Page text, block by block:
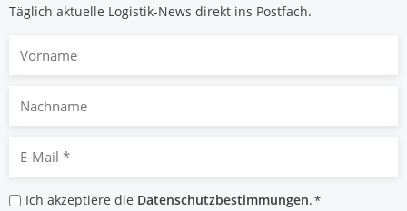
Täglich aktuelle Logistik-News direkt ins Postfach.
Nachname
Mail
*
Datenschutzbestimmungen
Ich akzeptiere die Datenschutzbestimmungen.*